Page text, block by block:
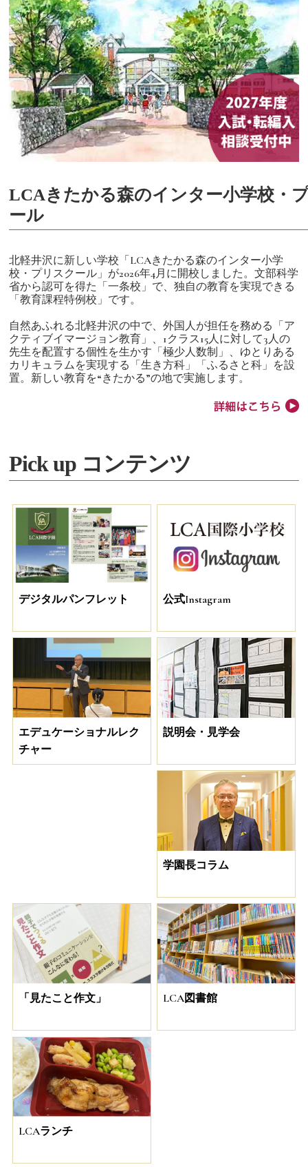
LCAきたかる森のインター小学校・
ール
北軽井沢に新しい学校「LCAきたかる森のインター小学
校・プリスクール」が2026年4月に開校しました。文部科学
省から認可を得た「一条校」で、独自の教育を実現できる
「教育課程特例校」です。
自然あふれる北軽井沢の中で、外国人が担任を務める「ア
クティブイマージョン教育」、1クラス15人に対して3人の
先生を配置する個性を生かす「極少人数制」、ゆとりある
カリキュラムを実現する「生き方科」「ふるさと科」を設
置。新しい教育を“きたかる”の地で実施します。
Pick up コンテンツ
デジタルパンフレット 公式Instagram
エデュケーショナルレク
チャー
説明会・見学会
学園長コラム
「見たこと作文」 LCA図書館
LCAランチ